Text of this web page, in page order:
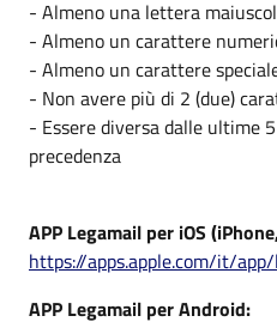
- Almeno una lettera
- Almeno un carattere
- Almeno un carattere
- Non avere più di 2 (due)
- Essere diversa dalle ultime
precedenza
APP Legamail per iOS
https://apps.apple.com/it/
APP Legamail per Android: